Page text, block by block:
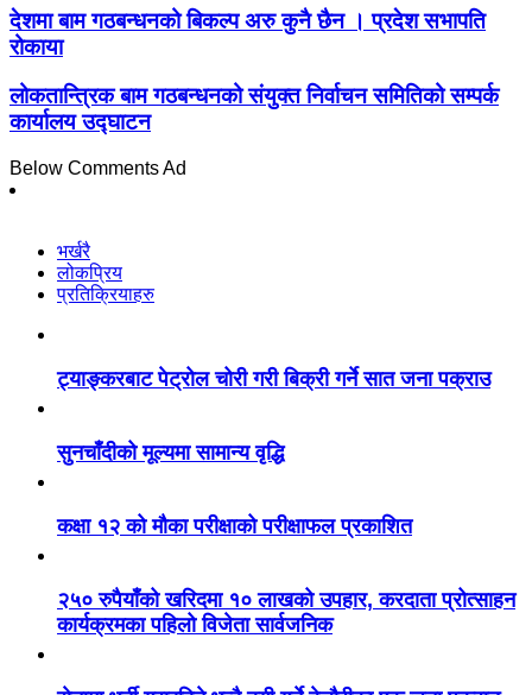
देशमा बाम गठबन्धनको बिकल्प अरु कुनै छैन । प्रदेश सभापति
रोकाया
लोकतान्त्रिक बाम गठबन्धनको संयुक्त निर्वाचन समितिको सम्पर्क
कार्यालय उद्घाटन
Below Comments Ad
भर्खरै
लोकप्रिय
प्रतिक्रियाहरु
ट्याङ्करबाट पेट्रोल चोरी गरी बिक्री गर्ने सात जना पक्राउ
सुनचाँदीको मूल्यमा सामान्य वृद्धि
कक्षा १२ को मौका परीक्षाको परीक्षाफल प्रकाशित
२५० रुपैयाँको खरिदमा १० लाखको उपहार, करदाता प्रोत्साहन
कार्यक्रमका पहिलो विजेता सार्वजनिक